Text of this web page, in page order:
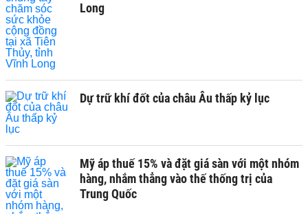
Long
Dự trữ khí đốt của châu Âu thấp kỷ lục
Mỹ áp thuế 15% và đặt giá sàn với một nhóm
hàng, nhắm thẳng vào thế thống trị của
Trung Quốc